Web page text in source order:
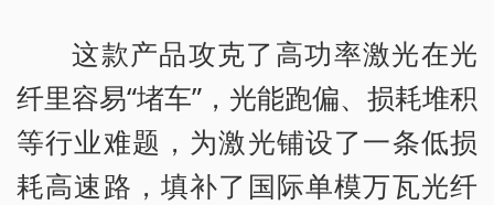
这款产品攻克了高功率激光在光
纤里容易“堵车”，光能跑偏、损耗堆积
等行业难题，为激光铺设了一条低损
耗高速路，填补了国际单模万瓦光纤